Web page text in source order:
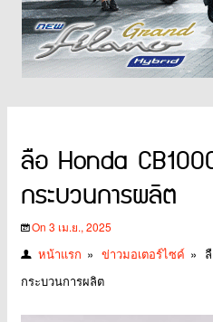
ลือ Honda
กระบวนการผลิต
On 3 เม.ย., 2025
หน้าแรก » ข่าวมอเตอร์ไซค์ »
กระบวนการผลิต